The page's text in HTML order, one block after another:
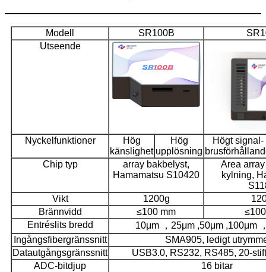
Modell SR100B
Utseende
Nyckelfunktioner
Hög
känslighet
Hög
upplösning
Högt signal-
Chip typ
array bakbelyst,
Hamamatsu S10420
Area
kylning,
Vikt
1200g
Brännvidd
≤100 mm
Entréslits bredd
10μm ，25μm ,50μm ,100μm
Ingångsfibergränssnitt
SMA905, ledigt
Datautgångsgränssnitt
USB3.0, RS232, RS485, 20-
ADC-bitdjup
16 bitar